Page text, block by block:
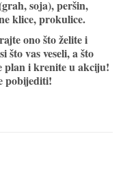
soja), peršin,
klice, prokulice.
ono što želite i
što vas veseli, a što
plan i krenite u akciju!
pobijediti!